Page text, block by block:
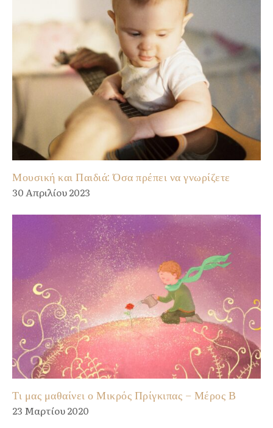
Μουσική και Παιδιά: Όσα πρέπει να γνωρίζετε
30 Απριλίου 2023
Τι μας μαθαίνει ο Μικρός Πρίγκιπας – Μέρος Β
23 Μαρτίου 2020